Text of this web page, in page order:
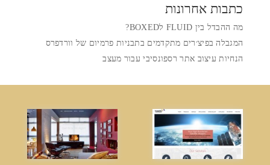
כתבות אחרונות
מה ההבדל בין FLUID לBOXED?
המגבלה בפיצ׳רים מתקדמים בתבניות פרמיום של וורדפרס
הנחיות עיצוב אתר רספונסיבי עבור מעצב